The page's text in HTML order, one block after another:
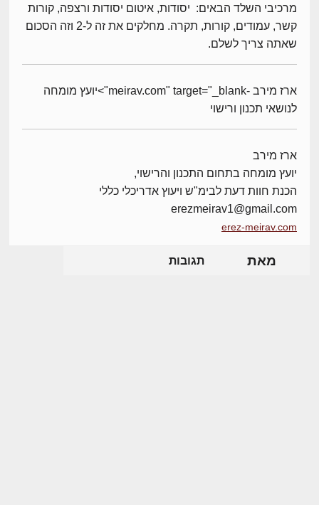
מרכיבי השלד הבאים: יסודות, איטום יסודות ורצפה, קורות
קשר, עמודים, קורות, תקרה. מחלקים את זה ל-2 וזה הסכום
שאתה צריך לשלם.
ארז מירב -meirav.com" target="_blank">יועץ מומחה
לנושאי תכנון ורישוי
ארז מירב
יועץ מומחה בתחום התכנון והרישוי,
הכנת חוות דעת לבימ"ש ויעוץ אדריכלי כללי
erezmeirav1@gmail.com
erez-meirav.com
מאת תגובות